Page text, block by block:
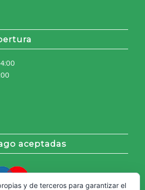
aceptadas
y de terceros para garantizar el